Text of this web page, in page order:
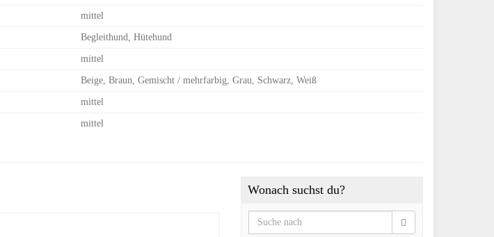
mittel
Begleithund, Hütehund
mittel
Beige, Braun, Gemischt / mehrfarbig, Grau, Schwarz, Weiß
mittel
mittel
Wonach suchst du?